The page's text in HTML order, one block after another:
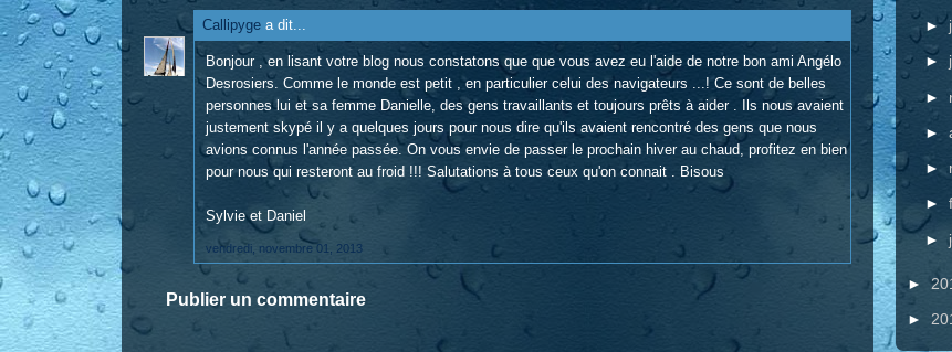
Callipyge a dit...
Bonjour , en lisant votre blog nous constatons que que vous avez eu l'aide de notre bon ami Angélo
Desrosiers. Comme le monde est petit , en particulier celui des navigateurs ...! Ce sont de belles
personnes lui et sa femme Danielle, des gens travaillants et toujours prêts à aider . Ils nous avaient
justement skypé il y a quelques jours pour nous dire qu'ils avaient rencontré des gens que nous
avions connus l'année passée. On vous envie de passer le prochain hiver au chaud, profitez en bien
pour nous qui resteront au froid !!! Salutations à tous ceux qu'on connait . Bisous
Sylvie et Daniel
vendredi, novembre 01, 2013
Publier un commentaire
►
►
►
►
►
►
►
►
►